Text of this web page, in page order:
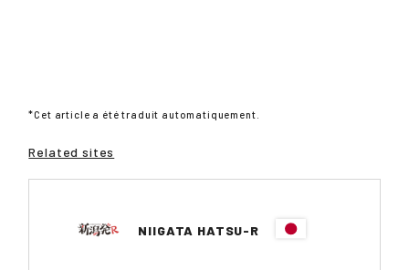
*Cet article a été traduit automatiquement.
Related sites
NIIGATA HATSU-R